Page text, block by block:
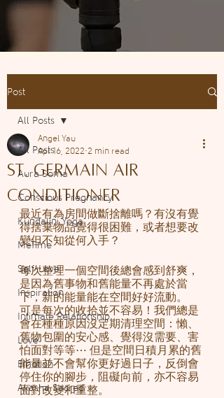
Post
All Posts
Aura Soma
Conscious Pregnancy
Kundalini Yoga
MeTime
Self-Love
Inspiration
Intimate Relationship
Love
Emotion
Akasha Sacred
All Posts
St. Germain Air
Conditioner
Angel Yau
Apr 16, 2022 2 min read
最近有為房間做斷捨離嗎？有沒有覺
得捨棄物品覺得很困難，或者想要改
變但不知從何入手？
每次整理一個空間後總會感到舒爽，
是因為舊事物和舊能量不再處於當
下，新的能量能在空間好好流動。
可是每次的收拾並不容易！我們總是
會在種種原因沒定期清理空間：懶、
舊物包圍的安心感、覺得沒需要、害
怕面對等等⋯ 但是空間日積月累的舊
能量並不會幫你更好過日子，反倒會
停住你的腳步，阻礙向前，亦不容易
面對改變和重整。